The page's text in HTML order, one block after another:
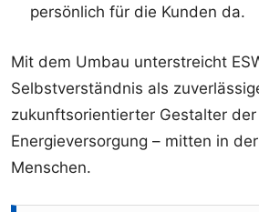
persönlich für die Kunden da.
Mit dem Umbau unterstreicht
Selbstverständnis als
zukunftsorientierter Gestalter der
Energieversorgung – mitten in
Menschen.